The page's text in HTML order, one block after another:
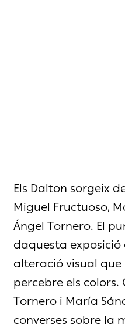
Els Dalton sorgeix
Miguel Fructuoso,
Ángel Tornero. El
daquesta exposició
alteració visual
percebre els colors.
Tornero i María
converses sobre la